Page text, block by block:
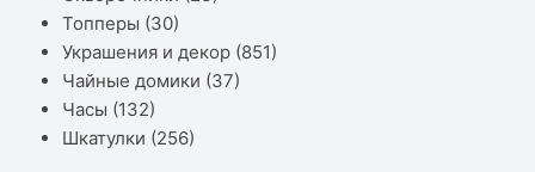
Топперы (30)
Украшения и декор (851)
Чайные домики (37)
Часы (132)
Шкатулки (256)